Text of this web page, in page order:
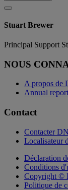
Stuart Brewer
Principal Support
NOUS
A propos de
Annual
Contact
Contacter
Localisateur
Déclaration
Conditions
Copyright ©
Politique de